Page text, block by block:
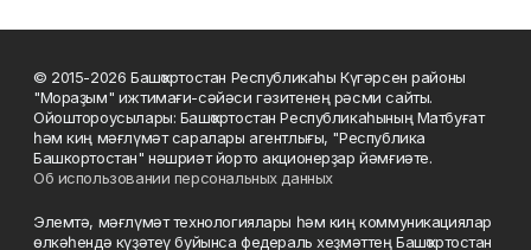
© 2015-2026 Башҡортостан Республикаһы Күгәрсен районы
"Мораҙым" ижтимағи-сәйәси гәзитенең рәсми сайты.
Ойоштороусылары: Башҡортостан Республикаһының Матбуғат
һәм киң мәғлүмәт саралары агентлығы, "Республика
Башкортостан" нәшриәт йорто акционерҙар йәмғиәте.
Об использовании персональных данных
Элемтә, мәғлүмәт технологиялары һәм киң коммуникациялар
өлкәһендә күҙәтеү буйынса федераль хеҙмәттең Башҡортостан